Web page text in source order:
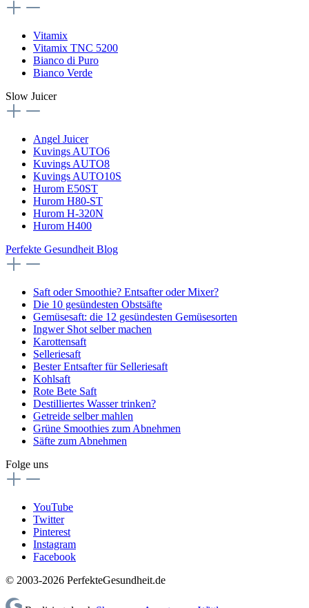
Vitamix
Vitamix TNC 5200
Bianco di Puro
Bianco Verde
Slow Juicer
Angel Juicer
Kuvings AUTO6
Kuvings AUTO8
Kuvings AUTO10S
Hurom E50ST
Hurom H80-ST
Hurom H-320N
Hurom H400
Perfekte Gesundheit Blog
Saft oder Smoothie? Entsafter oder Mixer?
Die 10 gesündesten Obstsäfte
Gemüsesaft: die 12 gesündesten Gemüsesorten
Ingwer Shot selber machen
Karottensaft
Selleriesaft
Bester Entsafter für Selleriesaft
Kohlsaft
Rote Bete Saft
Destilliertes Wasser trinken?
Getreide selber mahlen
Grüne Smoothies zum Abnehmen
Säfte zum Abnehmen
Folge uns
YouTube
Twitter
Pinterest
Instagram
Facebook
© 2003-2026 PerfekteGesundheit.de